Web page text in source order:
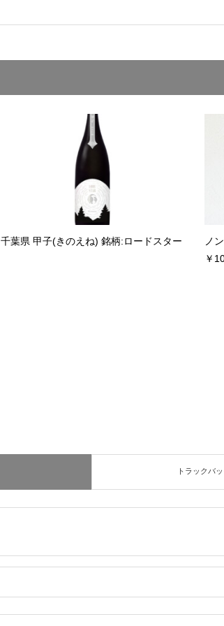
千葉県 甲子(きのえね) 銘柄:ロードスター
ノ
￥
トラックバ